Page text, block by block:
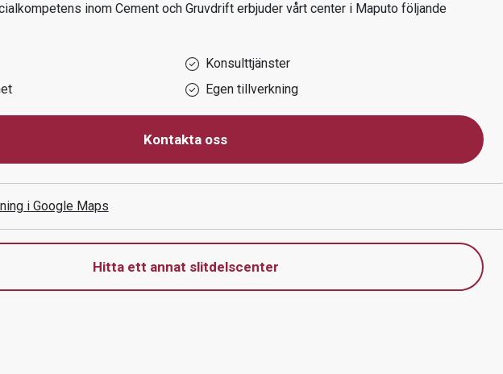
inom Cement och Gruvdrift erbjuder vårt center i Maputoföljande
Konsulttjänster
Egen tillverkning
Kontakta oss
i Google Maps
Hitta ett annat slitdelscenter